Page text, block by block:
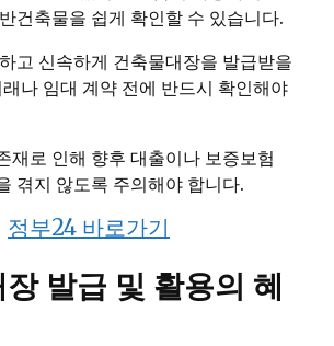
건축물을 쉽게 확인할 수 있습니다.
고 신속하게 건축물대장을 발급받을
나 임대 계약 전에 반드시 확인해야
재로 인해 향후 대출이나 보증보험
겪지 않도록 주의해야 합니다.
정부24 바로가기
발급 및 활용의 혜